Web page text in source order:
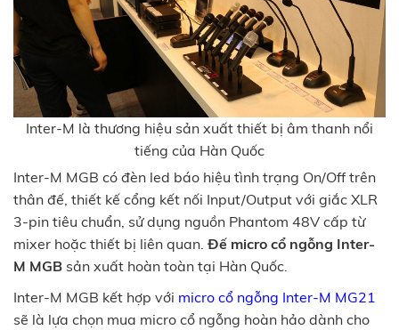
Inter-M là thương hiệu sản xuất thiết bị âm thanh nổi
tiếng của Hàn Quốc
Inter-M MGB có đèn led báo hiệu tình trạng On/Off trên
thân đế, thiết kế cổng kết nối Input/Output với giắc XLR
3-pin tiêu chuẩn, sử dụng nguồn Phantom 48V cấp từ
mixer hoặc thiết bị liên quan. Đế micro cổ ngỗng Inter-
M MGB sản xuất hoàn toàn tại Hàn Quốc.
Inter-M MGB kết hợp với micro cổ ngỗng Inter-M MG21
sẽ là lựa chọn mua micro cổ ngỗng hoàn hảo dành cho